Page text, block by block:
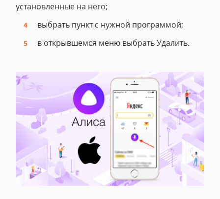
установленные на него;
выбрать пункт с нужной программой;
в открывшемся меню выбрать Удалить.